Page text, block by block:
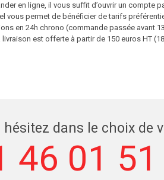
en ligne, il vous suffit d’ouvrir un
vous permet de bénéficier de tarifs
en 24h chrono (commande passée avant
est offerte à partir de 150 euros HT
hésitez dans le choix de
46 01